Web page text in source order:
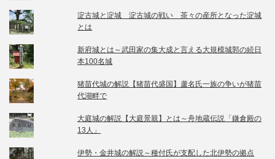
淀古城と淀城 淀古城の戦い 茶々の産所となった淀城
とは
新府城とは～武田家の集大成と言える大規模城郭の続日
本100名城
猪苗代城の解説【猪苗代盛国】蘆名氏一族の争いが猪苗
代湖畔で
大庭城の解説【大庭景親】とは～舟地蔵伝説「鎌倉殿の
13人」
伊勢・金井城の解説～種付氏が支配した北伊勢の拠点